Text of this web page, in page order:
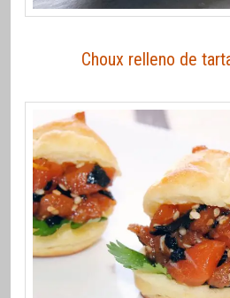
Choux relleno de